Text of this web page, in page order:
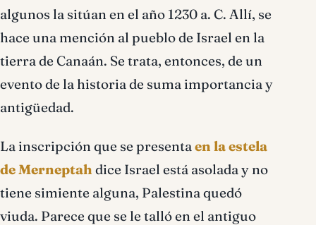
algunos la sitúan en el año 1230 a. C. Allí, se
hace una mención al pueblo de Israel en la
tierra de Canaán. Se trata, entonces, de un
evento de la historia de suma importancia y
antigüedad.
La inscripción que se presentaen la estela
de Merneptah dice Israel está asolada y no
tiene simiente alguna, Palestina quedó
viuda. Parece que se le talló en el antiguo